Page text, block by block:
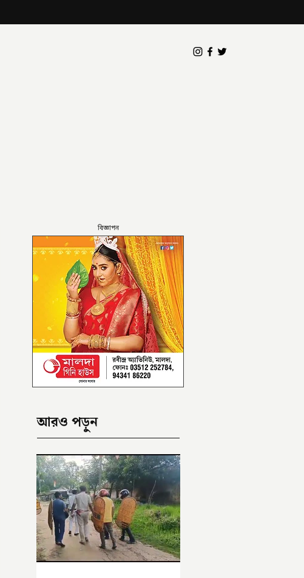
বিজ্ঞাপন
আরও পড়ুন